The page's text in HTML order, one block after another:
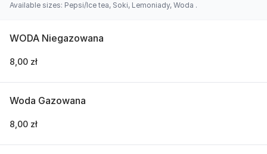
Available sizes: Pepsi/Ice tea, Soki, Lemoniady, Woda .
WODA Niegazowana
8,00 zł
Woda Gazowana
8,00 zł